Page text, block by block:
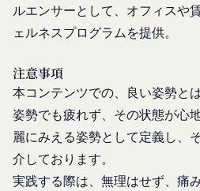
ルエンサーとして、オフィスや
ェルネスプログラムを提供。
注意事項
本コンテンツでの、良い姿勢と
姿勢でも疲れず、その状態が心
麗にみえる姿勢として定義し、
介しております。
実践する際は、無理はせず、痛
と判断する場合、お客様情報
示することがあります。
組織再編、合併または譲渡に
個人情報の全部または一部を
があります。
委託先等の管理
当社は、業務を委託するため
提供または開示する場合、当
な取扱いおよび保護を行わせ
過去に当社との契約に違反
反社会的勢力等（暴力団、
体、反社会的勢力、その
意味します。以下同じ。
供その他を通じて反社会
もしくは経営に協力もしく
的勢力等との何らかの交